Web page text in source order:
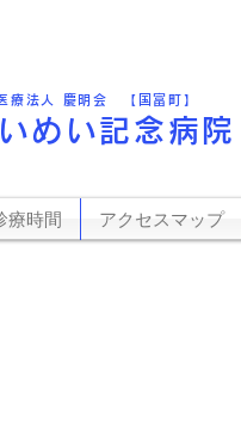
療法人 慶明会 【国富町】
めい記念病院
療時間 アクセスマップ